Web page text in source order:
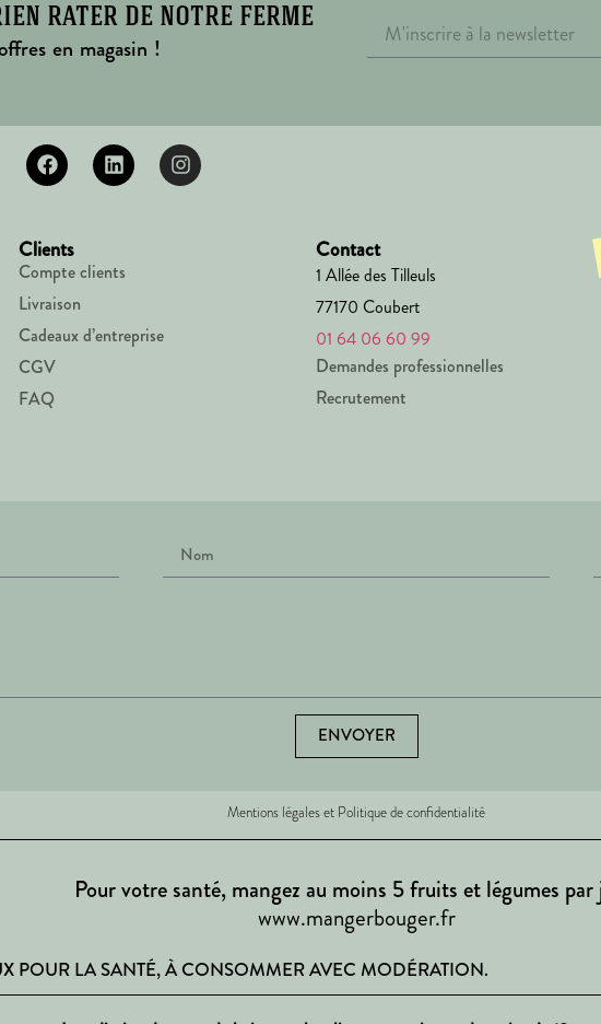
rater de notre ferme
en magasin !
Clients
Compte clients
Livraison
Cadeaux d’entreprise
CGV
FAQ
Contact
1 Allée des Tilleuls
77170 Coubert
01 64 06 60 99
Demandes professionnelles
Recrutement
ENVOYER
Mentions légales et Politique de confidentialité
Pour votre santé, mangez au moins 5 fruits et légumes par
www.mangerbouger.fr
POUR LA SANTÉ, À CONSOMMER AVEC MODÉRATION.